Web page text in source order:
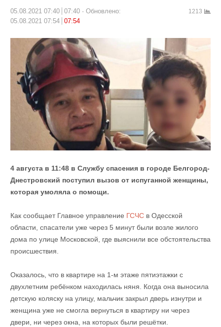
05.08.2021 07:40 07:40
Обновлено:
05.08.2021 07:54
07:54
1213
4 августа в 11:48 в Службу спасения в городе Белгород-
Днестровский поступил вызов от испуганной женщины,
которая умоляла о помощи.
Как сообщает Главное управление ГСЧСв Одесской
области, спасатели уже через 5 минут были возле жилого
дома по улице Московской, где выяснили все обстоятельства
происшествия.
Оказалось, что в квартире на 1-м этаже пятиэтажки с
двухлетним ребёнком находилась няня. Когда она выносила
детскую коляску на улицу, мальчик закрыл дверь изнутри и
женщина уже не смогла вернуться в квартиру ни через
двери, ни через окна, на которых были решётки.